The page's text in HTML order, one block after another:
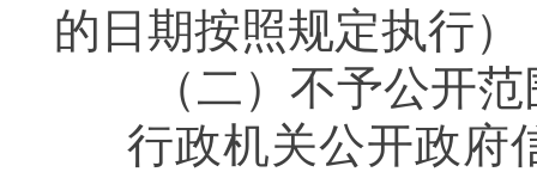
的日期按照规定执行）
（二）不予公开范
行政机关公开政府